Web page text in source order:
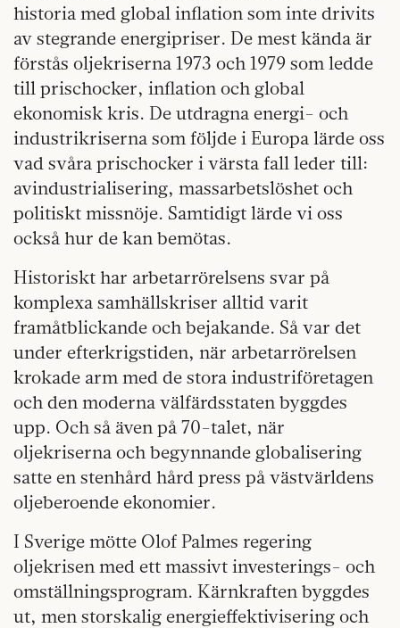
historia med global inflation som inte drivits
av stegrande energipriser. De mest kända är
förstås oljekriserna 1973 och 1979 som ledde
till prischocker, inflation och global
ekonomisk kris. De utdragna energi- och
industrikriserna som följde i Europa lärde oss
vad svåra prischocker i värsta fall leder till:
avindustrialisering, massarbetslöshet och
politiskt missnöje. Samtidigt lärde vi oss
också hur de kan bemötas.
Historiskt har arbetarrörelsens svar på
komplexa samhällskriser alltid varit
framåtblickande och bejakande. Så var det
under efterkrigstiden, när arbetarrörelsen
krokade arm med de stora industriföretagen
och den moderna välfärdsstaten byggdes
upp. Och så även på 70-talet, när
oljekriserna och begynnande globalisering
satte en stenhård hård press på västvärldens
oljeberoende ekonomier.
I Sverige mötte Olof Palmes regering
oljekrisen med ett massivt investerings- och
omställningsprogram. Kärnkraften byggdes
ut, men storskalig energieffektivisering och